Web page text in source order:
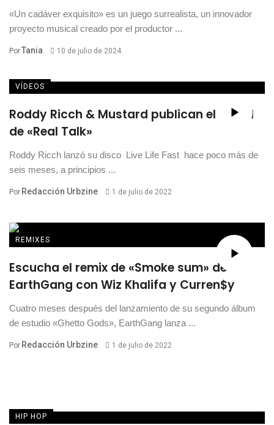
«Un cadáver exquisito» es un juego surrealista, un innovador
proyecto musical creado por el productor ...
PorTania 10 de julio de 2024
VÍDEOS
Roddy Ricch & Mustard publican el visual
de «Real Talk»
Roddy Ricch lanzó su disco Live Life Fast hace poco más de
seis meses, a principios ...
Por Redacción Urbzine 1 de julio de 2022
REMIXES
Escucha el remix de «Smoke sum» de
EarthGang con Wiz Khalifa y Curren$y
Cuatro meses después del lanzamiento de su segundo álbum
de estudio «Ghetto Gods», EarthGang lanza ...
Por Redacción Urbzine 1 de julio de 2022
HIP HOP